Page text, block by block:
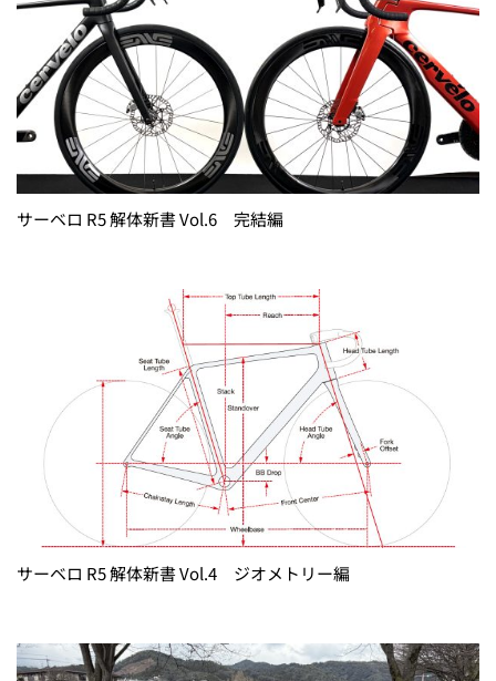
サーベロ R5 解体新書 Vol.6 完結編
サーベロ R5 解体新書 Vol.4 ジオメトリー編